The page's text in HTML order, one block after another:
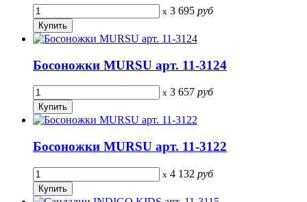
x 3 695 руб
Босоножки MURSU арт. 11-3124
x 3 657 руб
Босоножки MURSU арт. 11-3122
x 4 132 руб